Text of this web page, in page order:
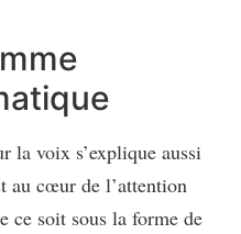
la voix s’explique aussi
au cœur de l’attention
ce soit sous la forme de